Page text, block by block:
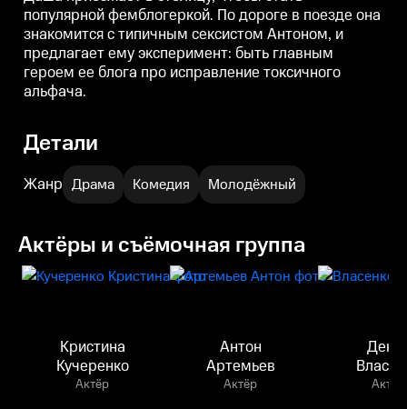
популярной фемблогеркой. По дороге в поезде она
знакомится с типичным сексистом Антоном, и
предлагает ему эксперимент: быть главным
героем ее блога про исправление токсичного
альфача.
Детали
Жанр Драма Комедия Молодёжный
Актёры и съёмочная группа
Кристина
Кучеренко
Актёр
Антон
Артемьев
Актёр Актёр